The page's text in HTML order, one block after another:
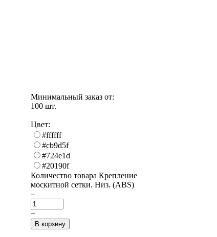
Минимальный заказ от:
100 шт.
Цвет:
#ffffff
#cb9d5f
#724e1d
#20190f
Количество товара Крепление
москитной сетки. Низ. (ABS)
–
+
В корзину